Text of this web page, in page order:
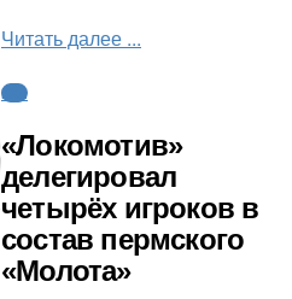
Читать далее ...
КХЛ
«Локомотив»
делегировал
четырёх игроков в
состав пермского
«Молота»